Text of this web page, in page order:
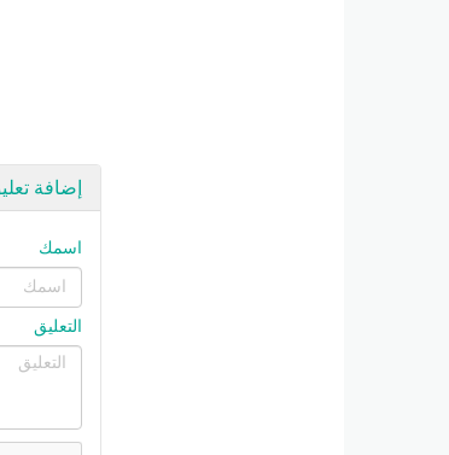
إضافة
اسمك
التعليق